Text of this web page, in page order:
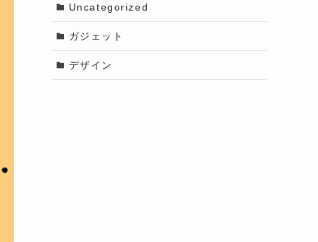
Uncategorized
ガジェット
デザイン